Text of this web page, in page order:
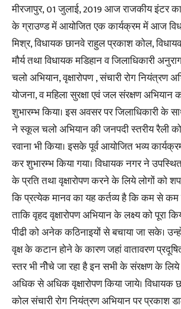
मीरजापुर, 01 जुलाई, 2019 आज राजकीय इंटर
के ग्राउण्ड में आयोजित एक कार्यक्रम में आज
मिश्र, विधायक छानवे राहुल प्रकाश कोल,
मौर्य तथा विधायक मडिहान व जिलाधिकारी
चलो अभियान, वृक्षारोपण , संचारी रोग नियंत्रण
योजना, व महिला सुरक्षा एवं जल संरक्षण
शुभारम्भ किया। इस अवसर पर जिलाधिकारी के
ने स्कूल चलो अभियान की जनपदी स्तरीय रैली
रवाना भी किया। इसके पूर्व आयोजित भव्य
कर शुभारम्भ किया गया। विधायक नगर ने
के प्रति तथा वृक्षारोपण करने के लिये लोगों को
कि प्रत्येक मानव का यह कर्तव्य है कि कम से
ताकि वृहद वृक्षारोपण अभियान के लक्ष्य को
पीढी को अनेक कठिनाइयों से बचाया जा सके।
वृक्ष के कटान होने के कारण जहां वातावरण
स्तर भी नीेचे जा रहा है इन सभी के संरक्षण के
अधिक से अधिक वृक्षारोपण किया जाये। विधायक
कोल संचारी रोग नियंत्रण अभियान पर प्रकाश